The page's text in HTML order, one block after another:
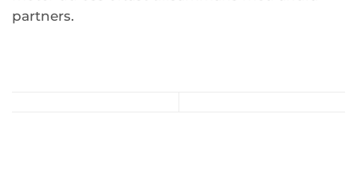
partners.